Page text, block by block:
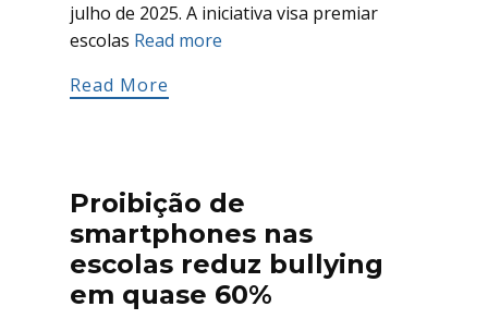
julho de 2025. A iniciativa visa premiar
escolas Read more
Read More
Proibição de
smartphones nas
escolas reduz bullying
em quase 60%